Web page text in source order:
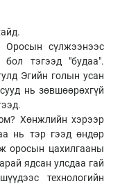
Оросын сүлжээнээс
бол тэгээд "будаа".
Эгийн голын усан
нь зөвшөөрөхгүй
Хөнжлийн хэрээр
нь тэр гээд өндөр
оросын цахилгааны
ядсан улсдаа гай
технологийн